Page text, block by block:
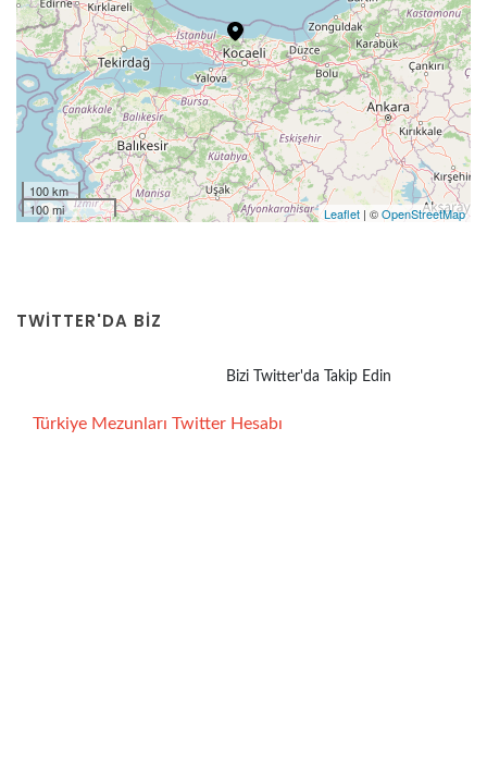
100 km
100 mi
Leaflet | ©OpenStreetMap
TWITTER'DA BİZ
Bizi Twitter'da Takip Edin
Türkiye Mezunları Twitter Hesabı